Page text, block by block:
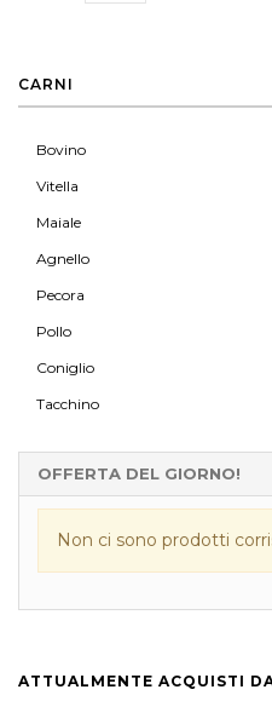
CARNI
Bovino
Vitella
Maiale
Agnello
Pecora
Pollo
Coniglio
Tacchino
OFFERTA DEL GIORNO!
Non ci sono prodotti
ATTUALMENTE ACQUISTI